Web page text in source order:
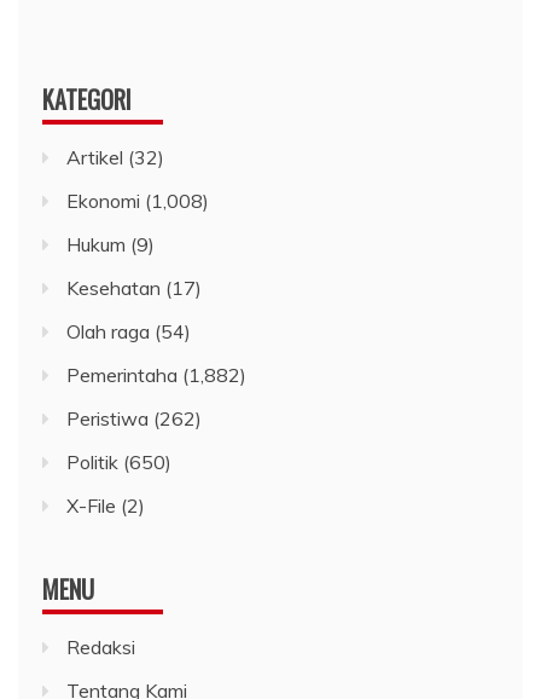
KATEGORI
Artikel (32)
Ekonomi (1,008)
Hukum (9)
Kesehatan (17)
Olah raga (54)
Pemerintaha (1,882)
Peristiwa (262)
Politik (650)
X-File (2)
MENU
Redaksi
Tentang Kami